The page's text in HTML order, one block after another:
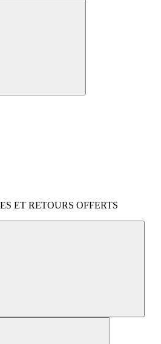
ET RETOURS OFFERTS